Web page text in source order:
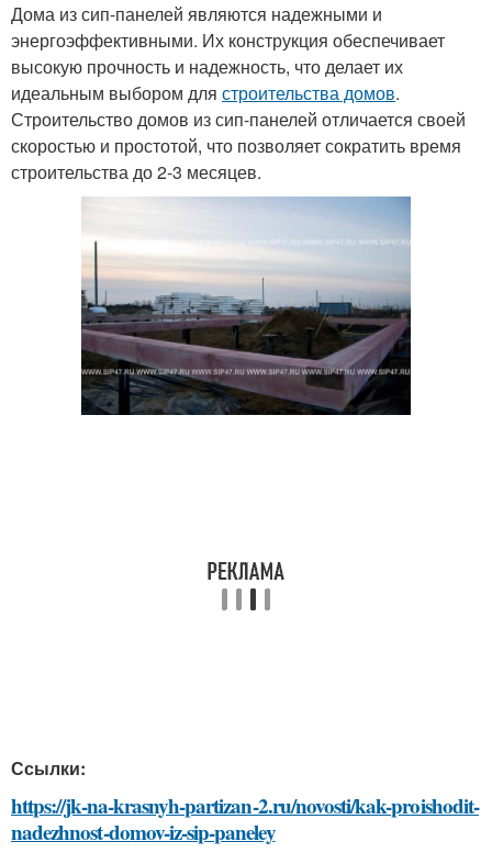
Дома из сип-панелей являются надежными и
энергоэффективными. Их конструкция обеспечивает
высокую прочность и надежность, что делает их
идеальным выбором для строительства домов.
Строительство домов из сип-панелей отличается своей
скоростью и простотой, что позволяет сократить время
строительства до 2-3 месяцев.
Ссылки:
https://jk-na-krasnyh-partizan-2.ru/novosti/kak-proishodit-
nadezhnost-domov-iz-sip-paneley